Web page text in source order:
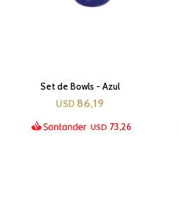
Set de Bowls - Azul
USD 86,19
USD 73,26